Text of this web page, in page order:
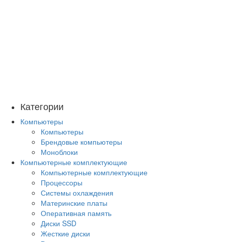
Категории
Компьютеры
Компьютеры
Брендовые компьютеры
Моноблоки
Компьютерные комплектующие
Компьютерные комплектующие
Процессоры
Системы охлаждения
Материнские платы
Оперативная память
Диски SSD
Жесткие диски